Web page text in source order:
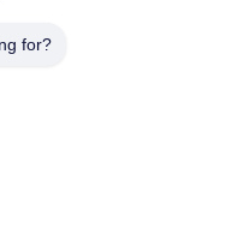
for?